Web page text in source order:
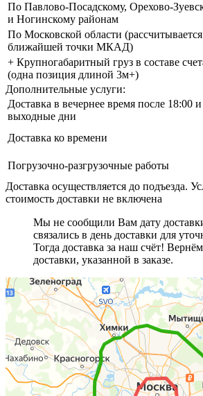
По Павлово-Посадскому, Орехово-
и Ногинскому районам
По Московской области
ближайшей точки МКАД)
+ Крупногабаритный груз в составе
(одна позиция длиной 3м+)
Дополнительные услуги:
Доставка в вечернее время после 18:00 и
выходные дни
Доставка ко времени
Погрузочно-разгрузочные работы
Доставка осуществляется до подъезда.
стоимость доставки не включена
Мы не сообщили Вам дату
связались в день доставки для
Тогда доставка за наш счёт!
доставки, указанной в заказе.